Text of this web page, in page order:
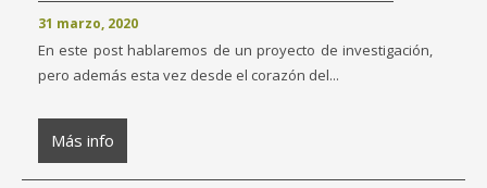
31 marzo, 2020
En este post hablaremos de un proyecto de investigación,
pero además esta vez desde el corazón del...
Más info